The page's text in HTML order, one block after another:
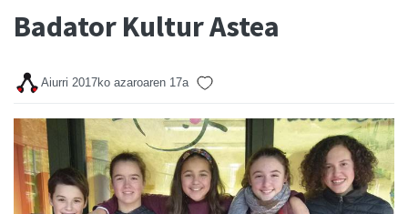
Badator Kultur Astea
Aiurri 2017ko azaroaren 17a